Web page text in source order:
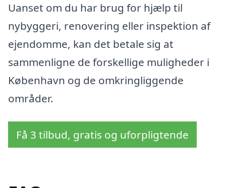
Uanset om du har brug for hjælp til
nybyggeri, renovering eller inspektion af
ejendomme, kan det betale sig at
sammenligne de forskellige muligheder i
København og de omkringliggende
områder.
Få 3 tilbud, gratis og uforpligtende